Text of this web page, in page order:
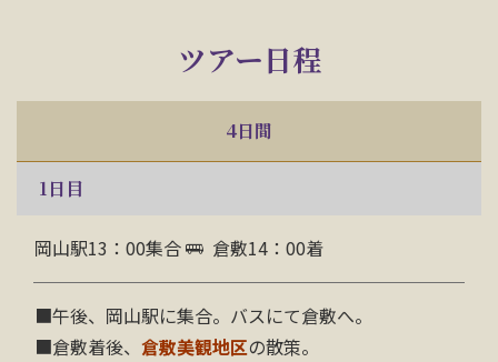
ツアー日程
4日間
1 日目
岡山駅13：00集合 倉敷14：00着
■午後、岡山駅に集合。バスにて倉敷へ。
■倉敷着後、 倉敷美観地区の散策。